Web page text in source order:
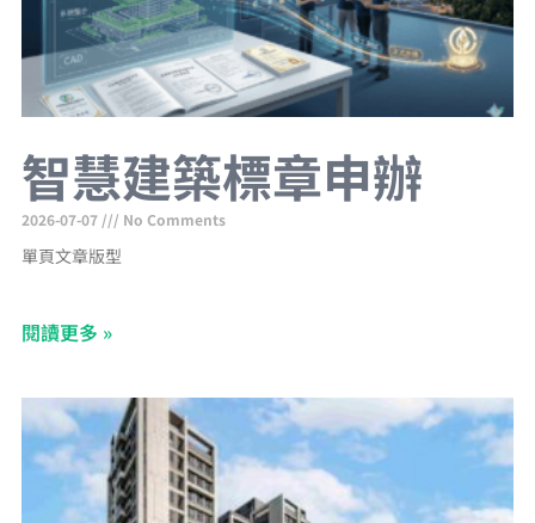
智慧建築標章申辦
2026-07-07 No Comments
單頁文章版型
閱讀更多 »